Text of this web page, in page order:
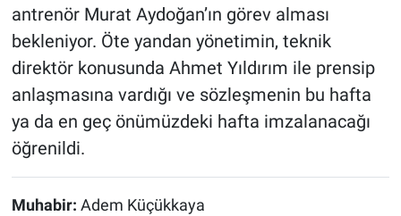
antrenör Murat Aydoğan’ın görev alması
bekleniyor. Öte yandan yönetimin, teknik
direktör konusunda Ahmet Yıldırım ile prensip
anlaşmasına vardığı ve sözleşmenin bu hafta
ya da en geç önümüzdeki hafta imzalanacağı
öğrenildi.
Muhabir: Adem Küçükkaya